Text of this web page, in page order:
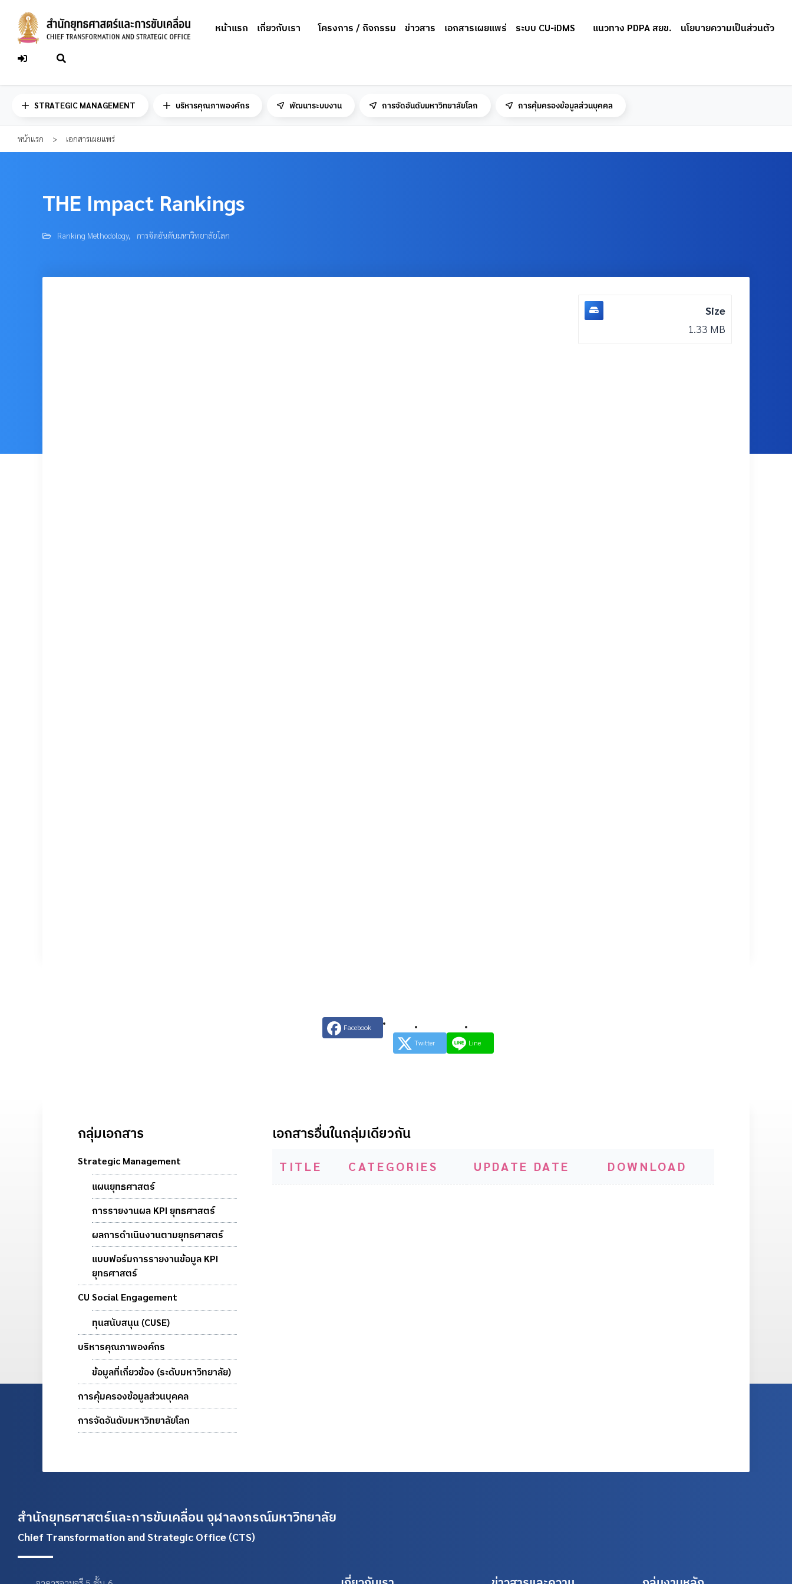
content
หน้าแรก เกี่ยวกับเรา โครงการ / กิจกรรม ข่าวสาร เอกสารเผยแพร่ ระบบ CU-iDMS แนวทาง PDPA สยข. นโยบายความเป็นส่วนตัว
STRATEGIC MANAGEMENT บริหารคุณภาพองค์กร พัฒนาระบบงาน การจัดอันดับมหาวิทยาลัยโลก การคุ้มครองข้อมูลส่วนบุคคล
หน้าแรก > เอกสารเผยแพร่
THE Impact Rankings
Ranking Methodology, การจัดอันดับมหาวิทยาลัยโลก
Size
1.33 MB
Facebook
Twitter
Line
กลุ่มเอกสาร
Strategic Management
แผนยุทธศาสตร์
การรายงานผล KPI ยุทธศาสตร์
ผลการดำเนินงานตามยุทธศาสตร์
แบบฟอร์มการรายงานข้อมูล KPI
ยุทธศาสตร์
CU Social Engagement
ทุนสนับสนุน (CUSE)
บริหารคุณภาพองค์กร
ข้อมูลที่เกี่ยวข้อง (ระดับมหาวิทยาลัย)
การคุ้มครองข้อมูลส่วนบุคคล
การจัดอันดับมหาวิทยาลัยโลก
เอกสารอื่นในกลุ่มเดียวกัน
TITLE CATEGORIES UPDATE DATE DOWNLOAD
สำนักยุทธศาสตร์และการขับเคลื่อน จุฬาลงกรณ์มหาวิทยาลัย
Chief Transformation and Strategic Office (CTS)